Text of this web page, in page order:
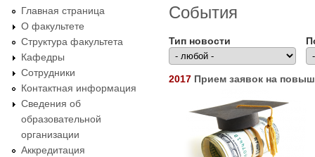
Главная страница
О факультете
Структура факультета
Кафедры
Сотрудники
Контактная информация
Сведения об
образовательной
организации
Аккредитация
События
Тип новости
2017 Прием заявок на